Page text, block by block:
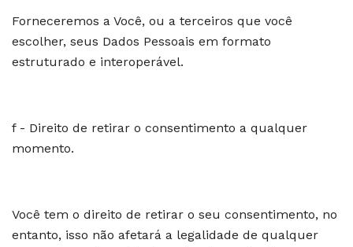
Forneceremos a Você, ou a terceiros que você
escolher, seus Dados Pessoais em formato
estruturado e interoperável.
f - Direito de retirar o consentimento a qualquer
momento.
Você tem o direito de retirar o seu consentimento, no
entanto, isso não afetará a legalidade de qualquer